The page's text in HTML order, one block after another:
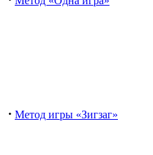
· Метод игры «Зигзаг»